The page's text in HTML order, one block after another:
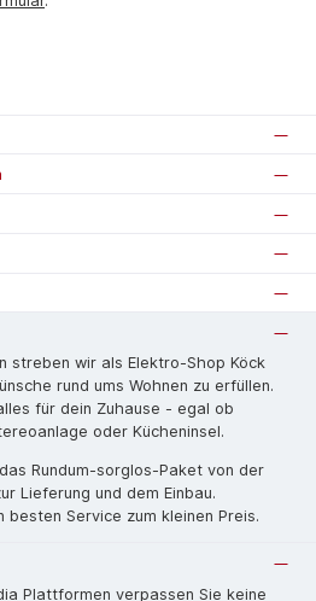
streben wir als Elektro-Shop Köck
rund ums Wohnen zu erfüllen.
für dein Zuhause - egal ob
oder Kücheninsel.
Rund­um-sorg­los-Pa­ket von der
Lieferung und dem Einbau.
besten Service zum kleinen Preis.
Plattformen verpassen Sie keine